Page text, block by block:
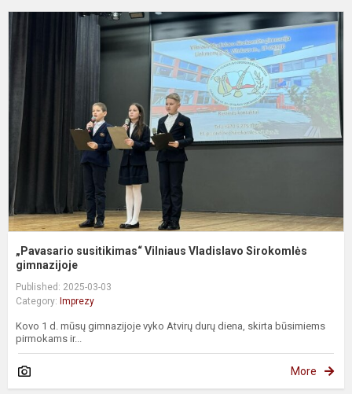
„Pavasario susitikimas“ Vilniaus Vladislavo Sirokomlės
gimnazijoje
Published: 2025-03-03
Category: Imprezy
Kovo 1 d. mūsų gimnazijoje vyko Atvirų durų diena, skirta būsimiems
pirmokams ir...
More